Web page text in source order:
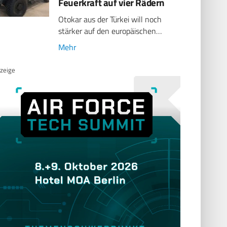
Otokar aus der Türkei will noch
stärker auf den europäischen…
Mehr